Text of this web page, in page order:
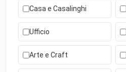
Casa e Casalinghi
Ufficio
Arte e Craft